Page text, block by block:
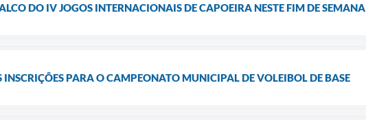
DO IV JOGOS INTERNACIONAIS DE CAPOEIRA NESTE FIM DE SEMANA
INSCRIÇÕES PARA O CAMPEONATO MUNICIPAL DE VOLEIBOL DE BASE